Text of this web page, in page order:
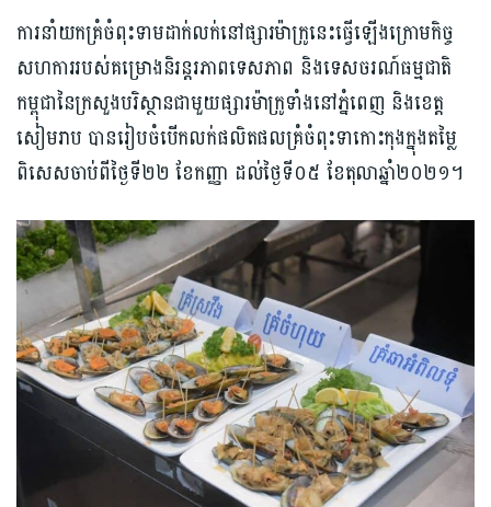
ការនាំយកគ្រំចំពុះទាមដាក់លក់នៅផ្សារម៉ាក្រូនេះធ្វើឡើងក្រោមកិច្ច
សហការរបស់គម្រោងនិរន្តរភាពទេសភាព និងទេសចរណ៍ធម្មជាតិ
កម្ពុជានៃក្រសួងបរិស្ថានជាមួយផ្សារម៉ាក្រូទាំងនៅភ្នំពេញ និងខេត្ត
សៀមរាប បានរៀបចំបើកលក់ផលិតផលគ្រំចំពុះទាកោះកុងក្នុងតម្លៃ
ពិសេសចាប់ពីថ្ងៃទី២២ ខែកញ្ញា ដល់ថ្ងៃទី០៥ ខែតុលាឆ្នាំ២០២១។